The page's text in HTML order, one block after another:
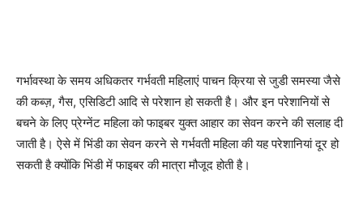
गर्भावस्था के समय अधिकतर गर्भवती महिलाएं पाचन क्रिया से जुडी समस्या जैसे
की कब्ज़, गैस, एसिडिटी आदि से परेशान हो सकती है। और इन परेशानियों से
बचने के लिए प्रेग्नेंट महिला को फाइबर युक्त आहार का सेवन करने की सलाह दी
जाती है। ऐसे में भिंडी का सेवन करने से गर्भवती महिला की यह परेशानियां दूर हो
सकती है क्योंकि भिंडी में फाइबर की मात्रा मौजूद होती है।